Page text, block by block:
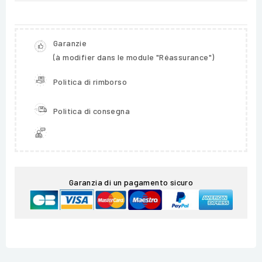
Garanzie
(à modifier dans le module "Réassurance")
Politica di rimborso
Politica di consegna
Garanzia di un pagamento sicuro